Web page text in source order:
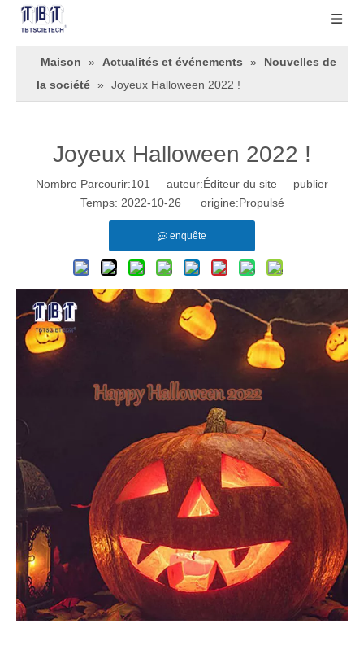
Maison » Actualités et événements »
Nouvelles de
la société » Joyeux Halloween 2022 !
Joyeux Halloween 2022 !
Nombre Parcourir:101
auteur:Éditeur du site publier
Temps: 2022-10-26 origine:Propulsé
enquête